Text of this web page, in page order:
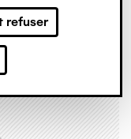
refuser